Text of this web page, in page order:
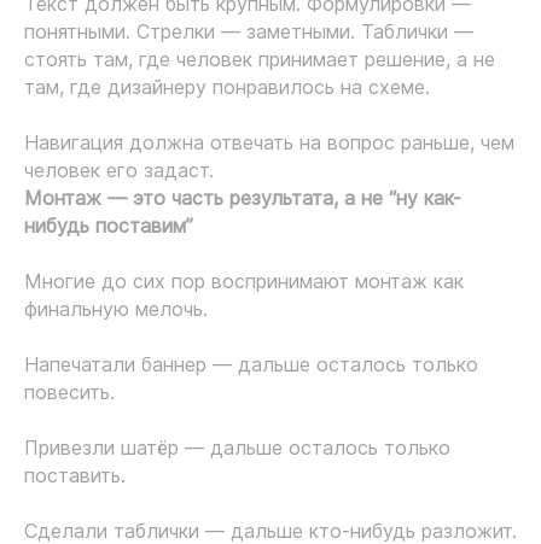
понятными. Стрелки — заметными. Таблички —
стоять там, где человек принимает решение, а не
там, где дизайнеру понравилось на схеме.
Навигация должна отвечать на вопрос раньше, чем
человек его задаст.
Монтаж — это часть результата, а не “ну как-
нибудь поставим”
Многие до сих пор воспринимают монтаж как
финальную мелочь.
Напечатали баннер — дальше осталось только
повесить.
Привезли шатёр — дальше осталось только
поставить.
Сделали таблички — дальше кто-нибудь разложит.